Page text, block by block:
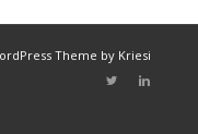
Theme by Kriesi